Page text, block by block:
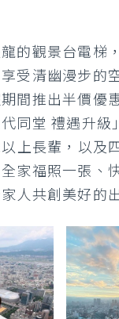
的觀景台電梯
受清幽漫步的
間推出半價優
同堂 禮遇升級
上長輩，以及
家福照一張、
人共創美好的